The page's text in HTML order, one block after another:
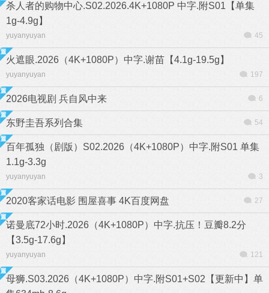
杀人者的购物中心.S02.2026.4K+1080P 中字.附S01【单集
1g-4.9g】
yuyanyuyan 45
火遮眼.2026（4K+1080P）中字.谢苗【4.1g-19.5g】
yuyanyuyan 197
2026电视剧 兵自风中来 6
东野圭吾系列合集 54
百年孤独（剧版）S02.2026（4K+1080P）中字.附S01 单集
1.1g-3.3g
yuyanyuyan 3
2020客家话电影 围屋喜事 4K百度网盘 27
诺曼底72小时.2026（4K+1080P）中字.抗压！豆瓣8.2分
【3.5g-17.6g】
yuyanyuyan 121
母狮.S03.2026（4K+1080P）中字.附S01+S02【更新中】单